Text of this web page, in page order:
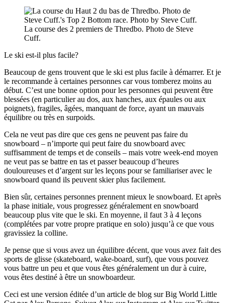
La course des 2 premiers de Thredbo. Photo de Steve
Cuff.
Le ski est-il plus facile?
Beaucoup de gens trouvent que le ski est plus facile à démarrer. Et je
le recommande à certaines personnes car vous tomberez moins au
début. C’est une bonne option pour les personnes qui peuvent être
blessées (en particulier au dos, aux hanches, aux épaules ou aux
poignets), fragiles, âgées, manquant de force, ayant un mauvais
équilibre ou très en surpoids.
Cela ne veut pas dire que ces gens ne peuvent pas faire du
snowboard – n’importe qui peut faire du snowboard avec
suffisamment de temps et de conseils – mais votre week-end moyen
ne veut pas se battre en tas et passer beaucoup d’heures
douloureuses et d’argent sur les leçons pour se familiariser avec le
snowboard quand ils peuvent skier plus facilement.
Bien sûr, certaines personnes prennent mieux le snowboard. Et après
la phase initiale, vous progressez généralement en snowboard
beaucoup plus vite que le ski. En moyenne, il faut 3 à 4 leçons
(complétées par votre propre pratique en solo) jusqu’à ce que vous
gravissiez la colline.
Je pense que si vous avez un équilibre décent, que vous avez fait des
sports de glisse (skateboard, wake-board, surf), que vous pouvez
vous battre un peu et que vous êtes généralement un dur à cuire,
vous êtes destiné à être un snowboardeur.
Ceci est une version éditée d’un article de blog sur Big World Little